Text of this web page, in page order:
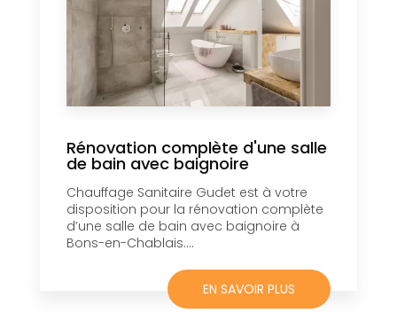
Rénovation complète d'une salle
de bain avec baignoire
Chauffage Sanitaire Gudet est à votre
disposition pour la rénovation complète
d’une salle de bain avec baignoire à
Bons-en-Chablais....
EN SAVOIR PLUS